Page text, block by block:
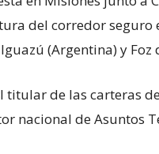
del corredor seguro
(Argentina) y Foz
titular de las carteras
nacional de Asuntos